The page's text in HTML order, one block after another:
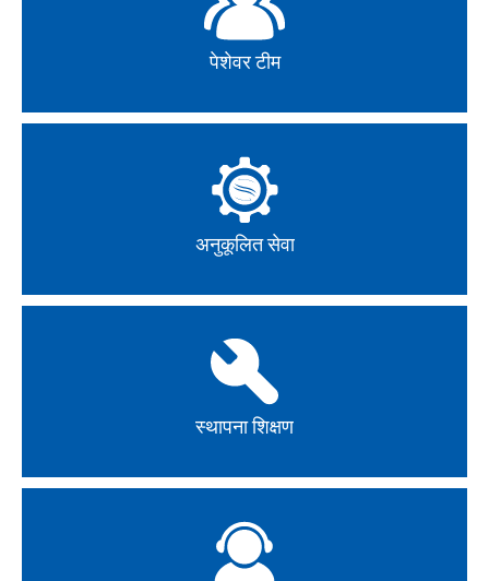
पेशेवर टीम
अनुकूलित सेवा
स्थापना शिक्षण